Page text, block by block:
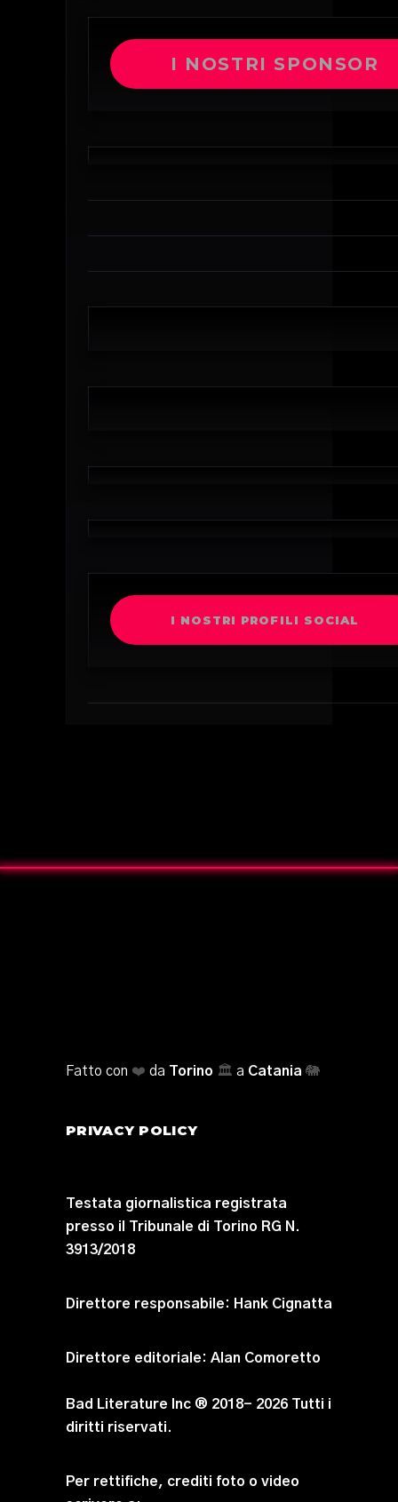
I NOSTRI SPONSOR
I NOSTRI PROFILI SOCIAL
Fatto con ❤️ da Torino 🏛️ a Catania 🐘
PRIVACY POLICY
Testata giornalistica registrata
presso il Tribunale di Torino RG N.
3913/2018
Direttore responsabile: Hank Cignatta
Direttore editoriale: Alan Comoretto
Bad Literature Inc ® 2018- 2026 Tutti i
diritti riservati.
Per rettifiche, crediti foto o video